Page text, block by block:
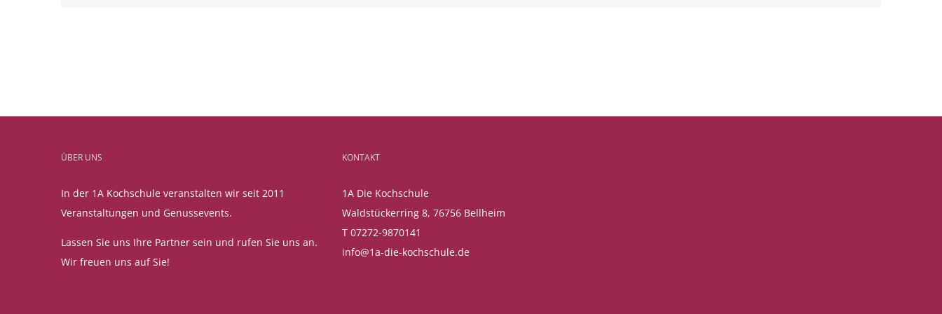
ÜBER UNS
In der 1A Kochschule veranstalten wir seit 2011
Veranstaltungen und Genussevents.
Lassen Sie uns Ihre Partner sein und rufen Sie uns an.
Wir freuen uns auf Sie!
KONTAKT
1A Die Kochschule
Waldstückerring 8, 76756 Bellheim
T 07272-9870141
info@1a-die-kochschule.de